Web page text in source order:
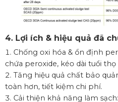
4. Lợi ích & hiệu quả đã
Chống oxi hóa & ổn định
chứa peroxide, kéo dài tuổi
Tăng hiệu quả chất bảo
toàn hơn, tiết kiệm chi phí.
Cải thiện khả năng làm